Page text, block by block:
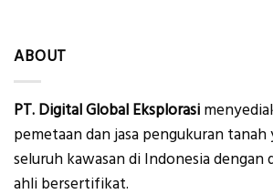
ABOUT
PT. Digital Global Eksplorasi
pemetaan dan jasa pengukuran tanah
seluruh kawasan di Indonesia dengan
ahli bersertifikat.